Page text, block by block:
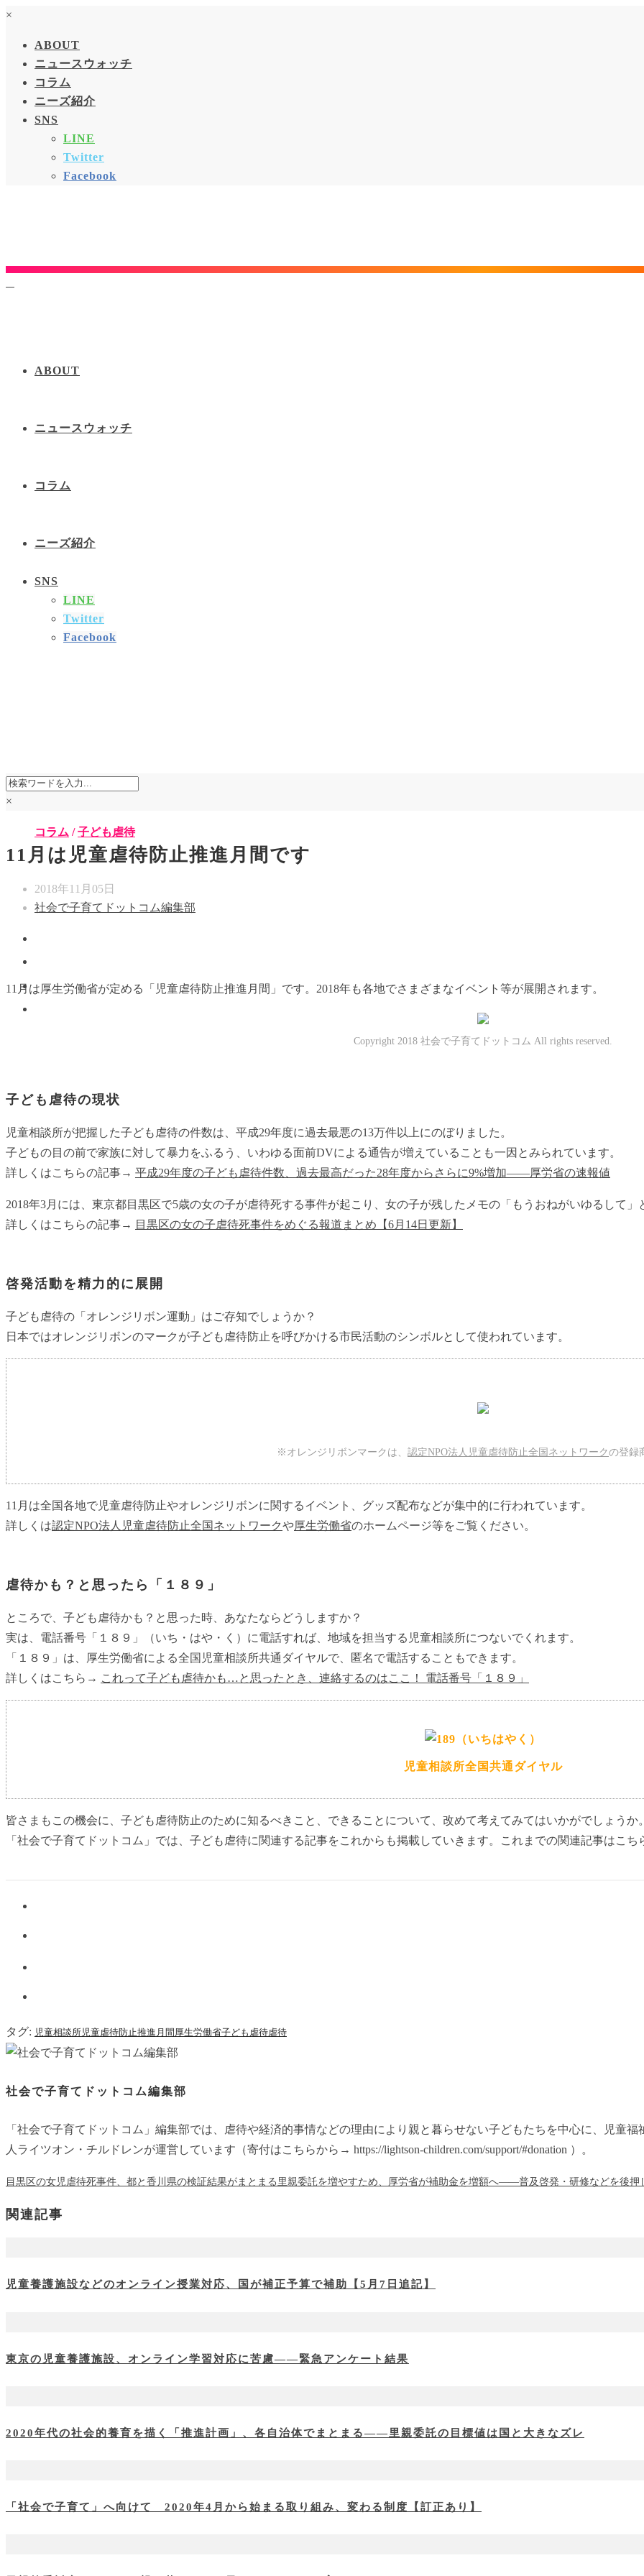
×
ABOUT
ニュースウォッチ
コラム
ニーズ紹介
SNS
LINE
Twitter
Facebook
ABOUT
ニュースウォッチ
コラム
ニーズ紹介
SNS
LINE
Twitter
Facebook
×
コラム /子ども虐待
11月は児童虐待防止推進月間です
2018年11月05日
社会で子育てドットコム編集部
11月は厚生労働省が定める「児童虐待防止推進月間」です。2018年も各地でさまざまなイベント等が展開されます。
Copyright 2018 社会で子育てドットコム All rights reserved.
子ども虐待の現状
児童相談所が把握した子ども虐待の件数は、平成29年度に過去最悪の13万件以上にのぼりました。
子どもの目の前で家族に対して暴力をふるう、いわゆる面前DVによる通告が増えていることも一因とみられています。
詳しくはこちらの記事→ 平成29年度の子ども虐待件数、過去最高だった28年度からさらに9%増加――厚労省の速報値
2018年3月には、東京都目黒区で5歳の女の子が虐待死する事件が起こり、女の子が残したメモの「もうおねがいゆるして」
詳しくはこちらの記事→ 目黒区の女の子虐待死事件をめぐる報道まとめ【6月14日更新】
啓発活動を精力的に展開
子ども虐待の「オレンジリボン運動」はご存知でしょうか？
日本ではオレンジリボンのマークが子ども虐待防止を呼びかける市民活動のシンボルとして使われています。
※オレンジリボンマークは、 認定NPO法人児童虐待防止全国ネットワークの登録
11月は全国各地で児童虐待防止やオレンジリボンに関するイベント、グッズ配布などが集中的に行われています。
詳しくは認定NPO法人児童虐待防止全国ネットワークや厚生労働省のホームページ等をご覧ください。
虐待かも？と思ったら「１８９」
ところで、子ども虐待かも？と思った時、あなたならどうしますか？
実は、電話番号「１８９」（いち・はや・く）に電話すれば、地域を担当する児童相談所につないでくれます。
「１８９」は、厚生労働省による全国児童相談所共通ダイヤルで、匿名で電話することもできます。
詳しくはこちら→ これって子ども虐待かも…と思ったとき、連絡するのはここ！ 電話番号「１８９」
児童相談所全国共通ダイヤル
皆さまもこの機会に、子ども虐待防止のために知るべきこと、できることについて、改めて考えてみてはいかがでしょうか。
「社会で子育てドットコム」では、子ども虐待に関連する記事をこれからも掲載していきます。これまでの関連記事はこち
タグ: 児童相談所児童虐待防止推進月間 厚生労働省子ども虐待虐待
社会で子育てドットコム編集部
「社会で子育てドットコム」編集部では、虐待や経済的事情などの理由により親と暮らせない子どもたちを中心に、児童
人ライツオン・チルドレンが運営しています（寄付はこちらから→ https://lightson-children.com/support/#donation ）。
目黒区の女児虐待死事件、都と香川県の検証結果がまとまる 里親委託を増やすため、厚労省が補助金を増額へ――普及啓発・研修などを後押
関連記事
児童養護施設などのオンライン授業対応、国が補正予算で補助【5月7日追記】
東京の児童養護施設、オンライン学習対応に苦慮――緊急アンケート結果
2020年代の社会的養育を描く「推進計画」、各自治体でまとまる――里親委託の目標値は国と大きなズレ
「社会で子育て」へ向けて 2020年4月から始まる取り組み、変わる制度【訂正あり】